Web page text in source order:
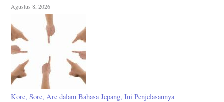
Agustus 8, 2026
Kore, Sore, Are dalam Bahasa Jepang, Ini Penjelasannya